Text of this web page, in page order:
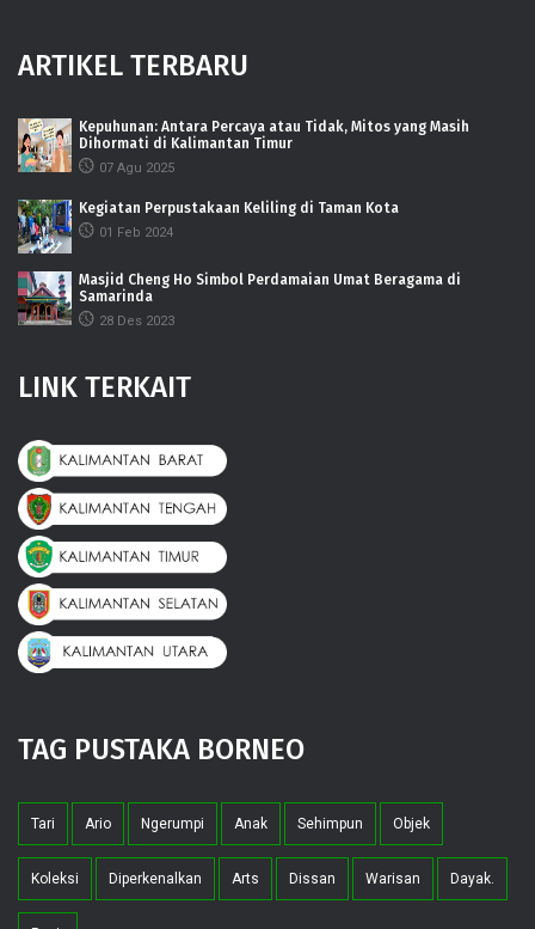
ARTIKEL TERBARU
Kepuhunan: Antara Percaya atau Tidak, Mitos yang Masih
Dihormati di Kalimantan Timur
07 Agu 2025
Kegiatan Perpustakaan Keliling di Taman Kota
01 Feb 2024
Masjid Cheng Ho Simbol Perdamaian Umat Beragama di
Samarinda
28 Des 2023
LINK TERKAIT
TAG PUSTAKA BORNEO
Tari Ario Ngerumpi Anak Sehimpun Objek
Koleksi Diperkenalkan Arts Dissan Warisan Dayak.